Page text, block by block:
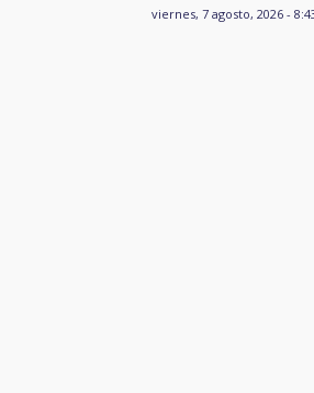
viernes, 7 agosto, 2026 -